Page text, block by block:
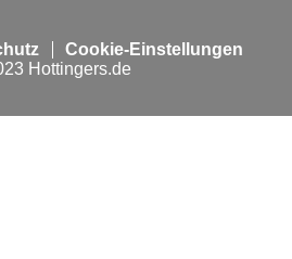
Cookie-Einstellungen
Hottingers.de